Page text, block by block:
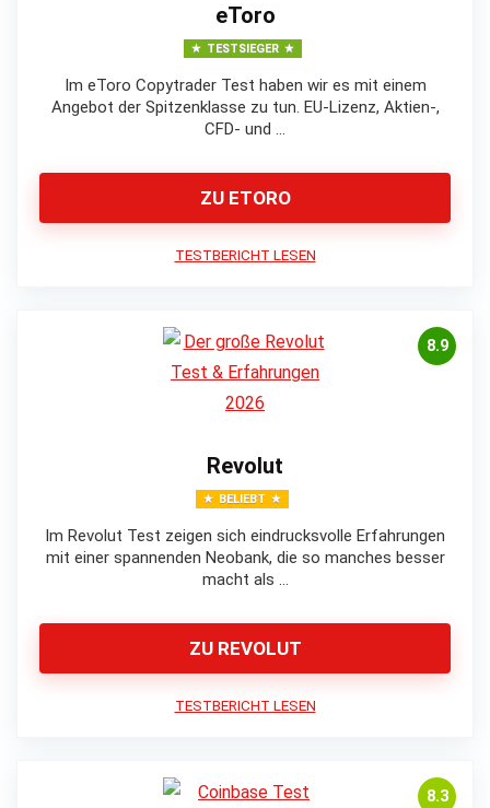
eToro
TESTSIEGER
Im eToro Copytrader Test haben wir es mit einem
Angebot der Spitzenklasse zu tun. EU-Lizenz, Aktien-,
CFD- und …
ZU ETORO
TESTBERICHT LESEN
8.9
Revolut
BELIEBT
Im Revolut Test zeigen sich eindrucksvolle Erfahrungen
mit einer spannenden Neobank, die so manches besser
macht als …
ZU REVOLUT
TESTBERICHT LESEN
8.3